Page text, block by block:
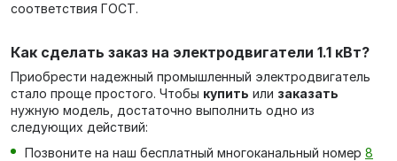
соответствия ГОСТ.
Как сделать заказ на электродвигатели 1.1 кВт?
Приобрести надежный промышленный электродвигатель
стало проще простого. Чтобы купить или заказать
нужную модель, достаточно выполнить одно из
следующих действий:
Позвоните на наш бесплатный многоканальный номер 8